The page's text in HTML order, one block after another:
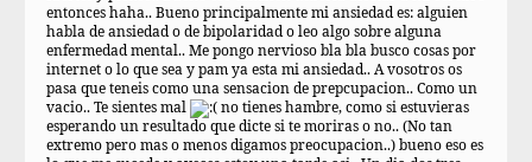
entonces haha.. Bueno principalmente mi ansiedad es: alguien
habla de ansiedad o de bipolaridad o leo algo sobre alguna
enfermedad mental.. Me pongo nervioso bla bla busco cosas por
internet o lo que sea y pam ya esta mi ansiedad.. A vosotros os
pasa que teneis como una sensacion de prepcupacion.. Como un
vacio.. Te sientes mal
no tienes hambre, como si estuvieras
esperando un resultado que dicte si te moriras o no.. (No tan
extremo pero mas o menos digamos preocupacion..) bueno eso es